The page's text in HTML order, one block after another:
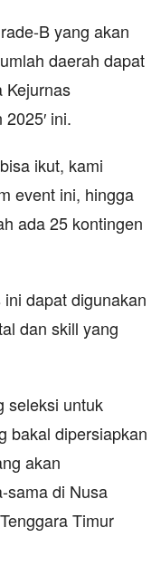
B yang akan
daerah dapat
Kejurnas
ini.
ikut, kami
event ini, hingga
ada 25 kontingen
dapat digunakan
dan skill yang
seleksi untuk
bakal dipersiapkan
akan
sama di Nusa
Timur